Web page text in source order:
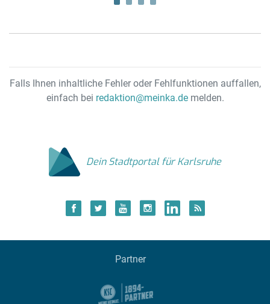
Falls Ihnen inhaltliche Fehler oder Fehlfunktionen auffallen,
einfach bei redaktion@meinka.demelden.
Dein Stadtportal für Karlsruhe
Partner